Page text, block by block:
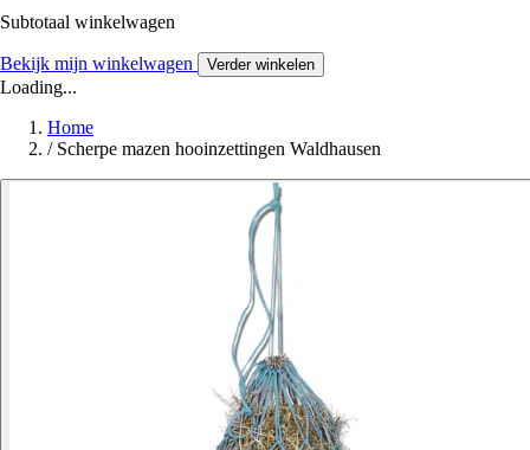
Subtotaal winkelwagen
Bekijk mijn winkelwagen Verder winkelen
Loading...
Home
/ Scherpe mazen hooinzettingen Waldhausen